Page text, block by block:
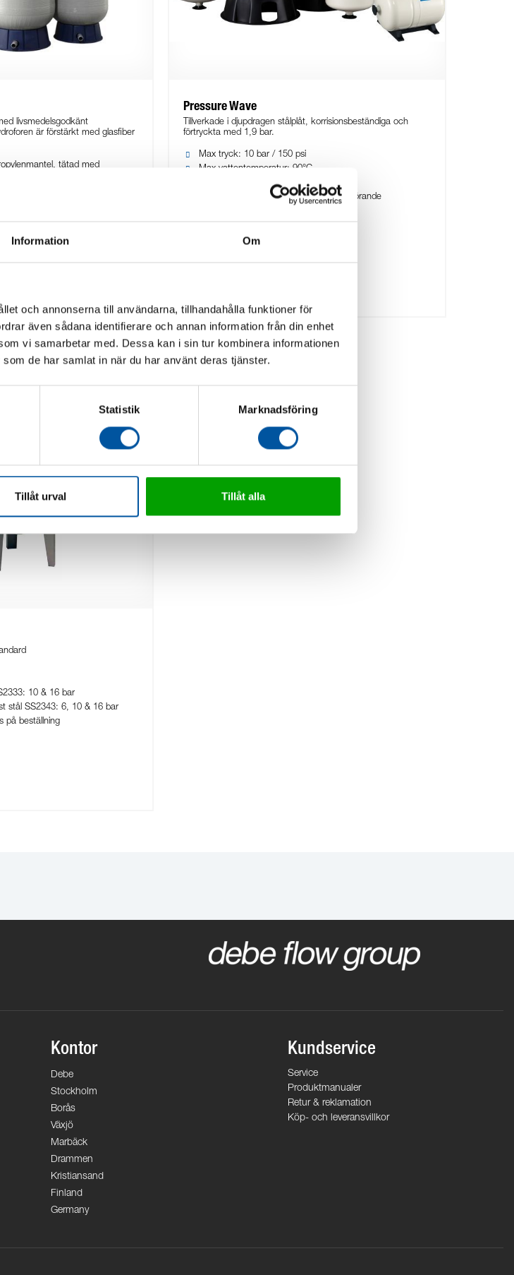
Information Om
och annonserna till användarna, tillhandahålla funktioner för
även sådana identifierare och annan information från din enhet
vi samarbetar med. Dessa kan i sin tur kombinera informationen
de har samlat in när du har använt deras tjänster.
Statistik Marknadsföring
Tillåt urval Tillåt alla
livsmedelsgodkänt
är förstärkt med glasfiber
tätad med
för enkel anslutning till
Pressure Wave
Tillverkade i djupdragen stålplåt, korrisionsbeständiga och
förtryckta med 1,9 bar.
Max tryck: 10 bar / 150 psi
Max vattentemperatur: 90°C
Finns i både vertikalt och horisontellt utförande
10 & 16 bar
stål SS2343: 6, 10 & 16 bar
på beställning
Kontor
Debe
Stockholm
Borås
Växjö
Marbäck
Drammen
Kristiansand
Finland
Germany
Kundservice
Service
Produktmanualer
Retur & reklamation
Köp- och leveransvillkor